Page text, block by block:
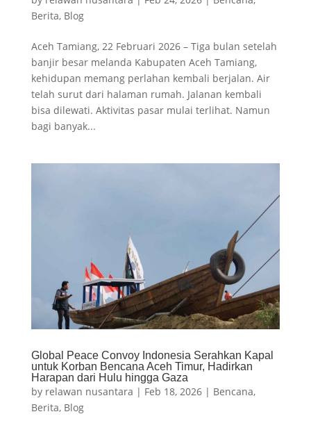
Berita, Blog
Aceh Tamiang, 22 Februari 2026 – Tiga bulan setelah
banjir besar melanda Kabupaten Aceh Tamiang,
kehidupan memang perlahan kembali berjalan. Air
telah surut dari halaman rumah. Jalanan kembali
bisa dilewati. Aktivitas pasar mulai terlihat. Namun
bagi banyak...
Global Peace Convoy Indonesia Serahkan Kapal
untuk Korban Bencana Aceh Timur, Hadirkan
Harapan dari Hulu hingga Gaza
by relawan nusantara | Feb 18, 2026| Bencana,
Berita, Blog